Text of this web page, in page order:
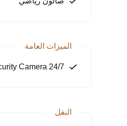
الميزات العامة
24/7 Security Camera
النقل